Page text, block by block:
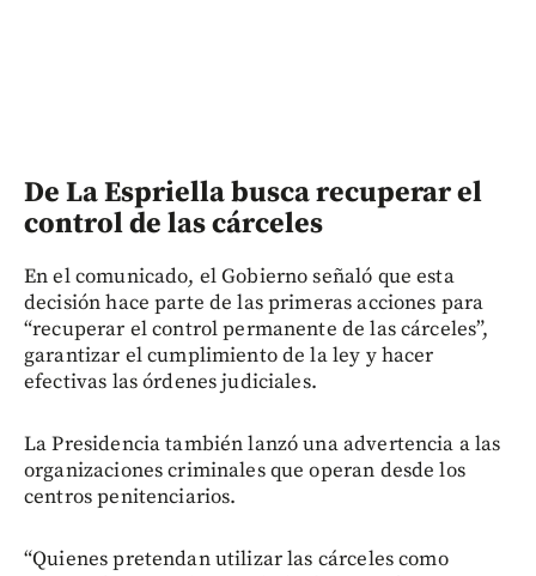
De La Espriella busca recuperar el
control de las cárceles
En el comunicado, el Gobierno señaló que esta
decisión hace parte de las primeras acciones para
“recuperar el control permanente de las cárceles”,
garantizar el cumplimiento de la ley y hacer
efectivas las órdenes judiciales.
La Presidencia también lanzó una advertencia a las
organizaciones criminales que operan desde los
centros penitenciarios.
“Quienes pretendan utilizar las cárceles como